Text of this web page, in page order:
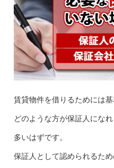
賃貸物件を借りるためには
どのような方が保証人にな
多いはずです。
保証人として認められるた